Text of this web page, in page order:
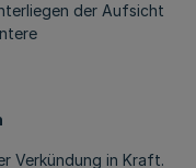
der Aufsicht
Verkündung in Kraft.